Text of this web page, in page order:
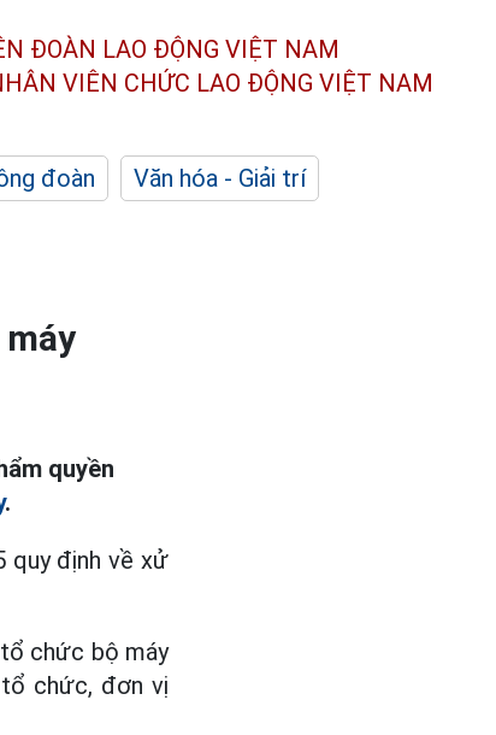
ĐOÀN LAO ĐỘNG VIỆT NAM
VIÊN CHỨC LAO ĐỘNG VIỆT NAM
đoàn
Văn hóa - Giải trí
quyền
.
quy định về xử
chức bộ máy
chức, đơn vị